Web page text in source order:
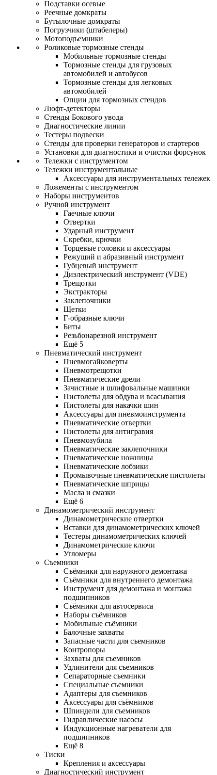
Подставки осевые
Реечные домкраты
Бутылочные домкраты
Погрузчики (штабелеры)
Мотоподъемники
Роликовые тормозные стенды
Мобильные тормозные стенды
Тормозные стенды для грузовых
автомобилей и автобусов
Тормозные стенды для легковых
автомобилей
Опции для тормозных стендов
Люфт-детекторы
Стенды Бокового увода
Диагностические линии
Тестеры подвески
Стенды для проверки генераторов и стартеров
Установки для диагностики и очистки форсунок
Тележки с инструментом
Тележки инструментальные
Аксессуары для инструментальных тележек
Ложементы с инструментом
Наборы инструментов
Ручной инструмент
Гаечные ключи
Отвертки
Ударный инструмент
Скребки, крючки
Торцевые головки и аксессуары
Режущий и абразивный инструмент
Губцевый инструмент
Диэлектрический инструмент (VDE)
Трещотки
Экстракторы
Заклепочники
Щетки
Г-образные ключи
Биты
Резьбонарезной инструмент
Ещё 5
Пневматический инструмент
Пневмогайковерты
Пневмотрещотки
Пневматические дрели
Зачистные и шлифовальные машинки
Пистолеты для обдува и всасывания
Пистолеты для накачки шин
Аксессуары для пневмоинструмента
Пневматические отвертки
Пистолеты для антигравия
Пневмозубила
Пневматические заклепочники
Пневматические ножницы
Пневматические лобзики
Промывочные пневматические пистолеты
Пневматические шприцы
Масла и смазки
Ещё 6
Динамометрический инструмент
Динамометрические отвертки
Вставки для динамометрических ключей
Тестеры динамометрических ключей
Динамометрические ключи
Угломеры
Съемники
Съёмники для наружного демонтажа
Съёмники для внутреннего демонтажа
Инструмент для демонтажа и монтажа
подшипников
Съёмники для автосервиса
Наборы съёмников
Мобильные съёмники
Балочные захваты
Запасные части для съемников
Контропоры
Захваты для съемников
Удлинители для съемников
Сепараторные съемники
Специальные съемники
Адаптеры для съемников
Аксессуары для съёмников
Шпиндели для съемников
Гидравлические насосы
Индукционные нагреватели для
подшипников
Ещё 8
Тиски
Крепления и аксессуары
Диагностический инструмент